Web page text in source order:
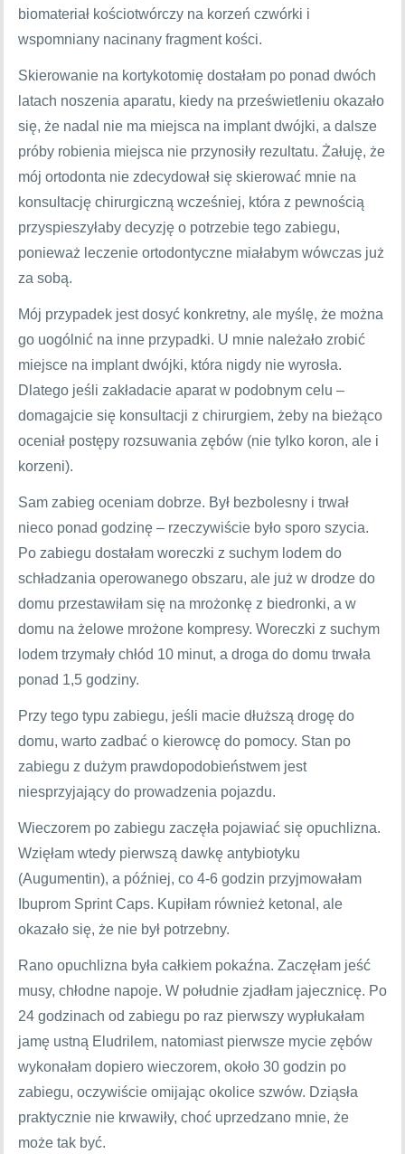
biomateriał kościotwórczy na korzeń czwórki i
wspomniany nacinany fragment kości.
Skierowanie na kortykotomię dostałam po ponad dwóch
latach noszenia aparatu, kiedy na prześwietleniu okazało
się, że nadal nie ma miejsca na implant dwójki, a dalsze
próby robienia miejsca nie przynosiły rezultatu. Żałuję, że
mój ortodonta nie zdecydował się skierować mnie na
konsultację chirurgiczną wcześniej, która z pewnością
przyspieszyłaby decyzję o potrzebie tego zabiegu,
ponieważ leczenie ortodontyczne miałabym wówczas już
za sobą.
Mój przypadek jest dosyć konkretny, ale myślę, że można
go uogólnić na inne przypadki. U mnie należało zrobić
miejsce na implant dwójki, która nigdy nie wyrosła.
Dlatego jeśli zakładacie aparat w podobnym celu –
domagajcie się konsultacji z chirurgiem, żeby na bieżąco
oceniał postępy rozsuwania zębów (nie tylko koron, ale i
korzeni).
Sam zabieg oceniam dobrze. Był bezbolesny i trwał
nieco ponad godzinę – rzeczywiście było sporo szycia.
Po zabiegu dostałam woreczki z suchym lodem do
schładzania operowanego obszaru, ale już w drodze do
domu przestawiłam się na mrożonkę z biedronki, a w
domu na żelowe mrożone kompresy. Woreczki z suchym
lodem trzymały chłód 10 minut, a droga do domu trwała
ponad 1,5 godziny.
Przy tego typu zabiegu, jeśli macie dłuższą drogę do
domu, warto zadbać o kierowcę do pomocy. Stan po
zabiegu z dużym prawdopodobieństwem jest
niesprzyjający do prowadzenia pojazdu.
Wieczorem po zabiegu zaczęła pojawiać się opuchlizna.
Wzięłam wtedy pierwszą dawkę antybiotyku
(Augumentin), a później, co 4-6 godzin przyjmowałam
Ibuprom Sprint Caps. Kupiłam również ketonal, ale
okazało się, że nie był potrzebny.
Rano opuchlizna była całkiem pokaźna. Zaczęłam jeść
musy, chłodne napoje. W południe zjadłam jajecznicę. Po
24 godzinach od zabiegu po raz pierwszy wypłukałam
jamę ustną Eludrilem, natomiast pierwsze mycie zębów
wykonałam dopiero wieczorem, około 30 godzin po
zabiegu, oczywiście omijając okolice szwów. Dziąsła
praktycznie nie krwawiły, choć uprzedzano mnie, że
może tak być.